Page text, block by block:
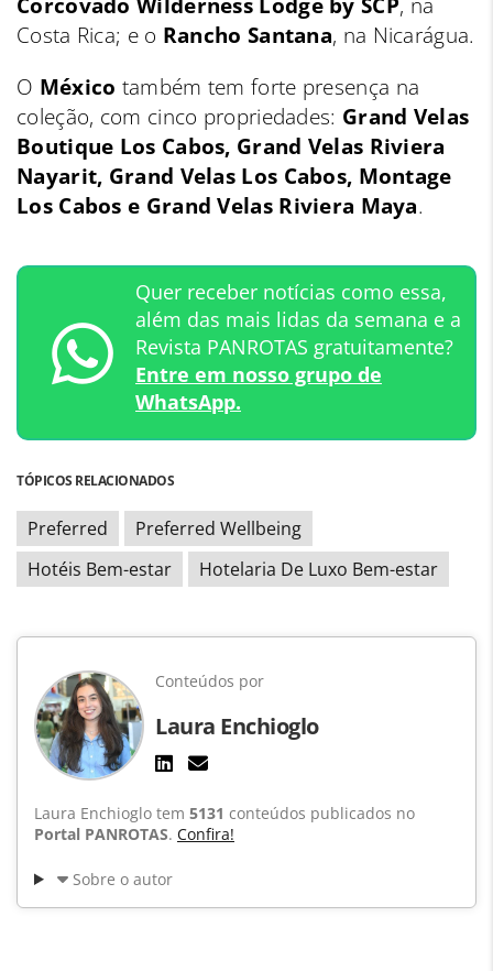
Costa Rica; e o Rancho Santana, na Nicarágua.
O México também tem forte presença na
coleção, com cinco propriedades: Grand Velas
Boutique Los Cabos, Grand Velas Riviera
Nayarit, Grand Velas Los Cabos, Montage
Los Cabos e Grand Velas Riviera Maya.
Quer receber notícias como essa,
além das mais lidas da semana e a
Revista PANROTAS gratuitamente?
Entre em nosso grupo de
WhatsApp.
TÓPICOS RELACIONADOS
Preferred
Preferred Wellbeing
Hotéis Bem-estar
Hotelaria De Luxo Bem-estar
Conteúdos por
Laura Enchioglo
Laura Enchioglo tem 5131 conteúdos publicados no
Portal PANROTAS. Confira!
Sobre o autor